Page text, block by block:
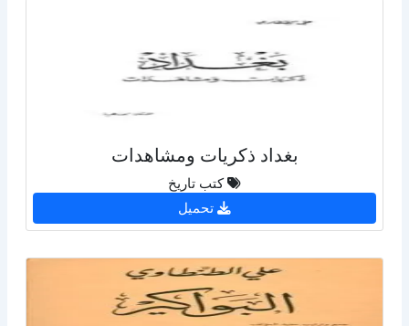
بغداد ذكريات ومشاهدات
كتب تاريخ
تحميل